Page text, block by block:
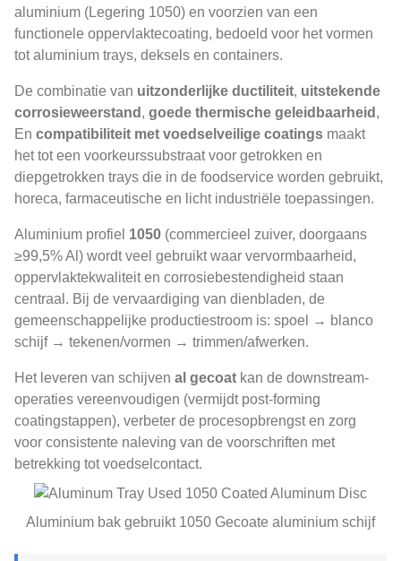
aluminium (Legering 1050) en voorzien van een
functionele oppervlaktecoating, bedoeld voor het vormen
tot aluminium trays, deksels en containers.
De combinatie van uitzonderlijke ductiliteit, uitstekende
corrosieweerstand , goede thermische geleidbaarheid ,
En compatibiliteit met voedselveilige coatings maakt
het tot een voorkeurssubstraat voor getrokken en
diepgetrokken trays die in de foodservice worden gebruikt,
horeca, farmaceutische en licht industriële toepassingen.
Aluminium profiel 1050 (commercieel zuiver, doorgaans
≥99,5% Al) wordt veel gebruikt waar vervormbaarheid,
oppervlaktekwaliteit en corrosiebestendigheid staan ​​
centraal. Bij de vervaardiging van dienbladen, de
gemeenschappelijke productiestroom is: spoel → blanco
schijf → tekenen/vormen → trimmen/afwerken.
Het leveren van schijven al gecoat kan de downstream-
operaties vereenvoudigen (vermijdt post-forming
coatingstappen), verbeter de procesopbrengst en zorg
voor consistente naleving van de voorschriften met
betrekking tot voedselcontact.
Aluminium bak gebruikt 1050 Gecoate aluminium schijf